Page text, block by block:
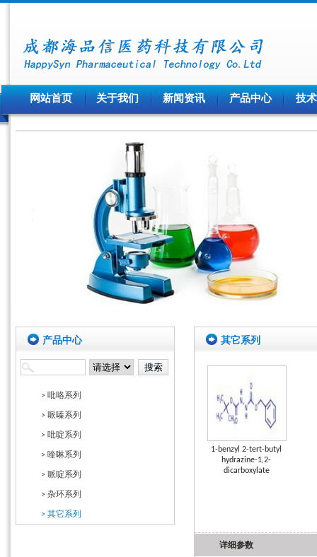
网站首页 关于我们 新闻资讯 产品中心 技
产品中心
> 吡咯系列
> 哌嗪系列
> 吡啶系列
> 喹啉系列
> 哌啶系列
> 杂环系列
> 其它系列
其它系列
1-benzyl 2-tert-butyl
hydrazine-1,2-
dicarboxylate
详细参数